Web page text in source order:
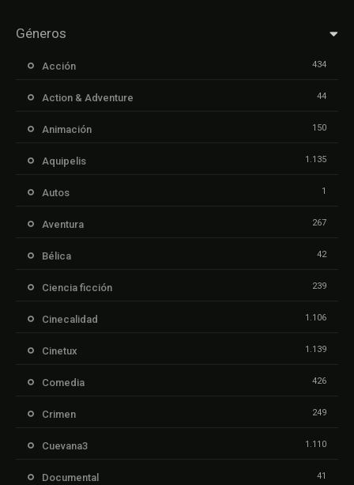
Géneros
Acción 434
Action & Adventure 44
Animación 150
Aquipelis 1.135
Autos 1
Aventura 267
Bélica 42
Ciencia ficción 239
Cinecalidad 1.106
Cinetux 1.139
Comedia 426
Crimen 249
Cuevana3 1.110
Documental 41